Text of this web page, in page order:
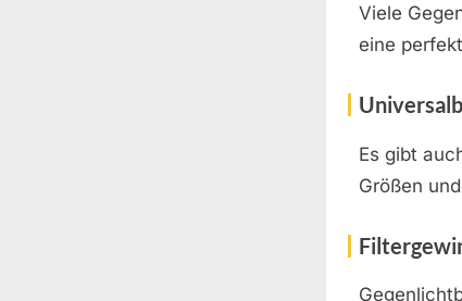
Viele
eine
Es gibt
Größen